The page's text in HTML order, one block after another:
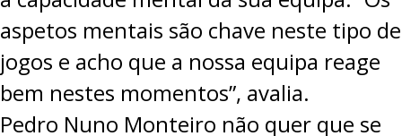
aspetos mentais são chave neste tipo de
jogos e acho que a nossa equipa reage
bem nestes momentos”, avalia.
Pedro Nuno Monteiro não quer que se